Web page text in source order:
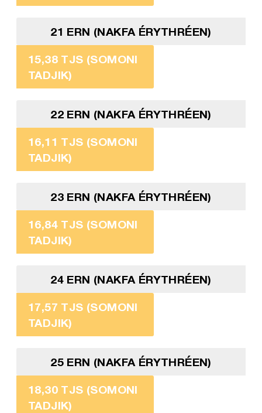
21 ERN (NAKFA ÉRYTHRÉEN)
15,38 TJS (SOMONI
TADJIK)
22 ERN (NAKFA ÉRYTHRÉEN)
16,11 TJS (SOMONI
TADJIK)
23 ERN (NAKFA ÉRYTHRÉEN)
16,84 TJS (SOMONI
TADJIK)
24 ERN (NAKFA ÉRYTHRÉEN)
17,57 TJS (SOMONI
TADJIK)
25 ERN (NAKFA ÉRYTHRÉEN)
18,30 TJS (SOMONI
TADJIK)